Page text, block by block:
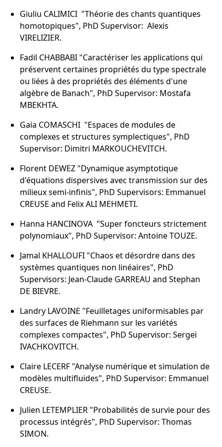
Giuliu CALIMICI "Théorie des chants quantiques
homotopiques", PhD Supervisor: Alexis
VIRELIZIER.
Fadil CHABBABI "Caractériser les applications qui
préservent certaines propriétés du type spectrale
ou liées à des propriétés des éléments d'une
algèbre de Banach", PhD Supervisor: Mostafa
MBEKHTA.
Gaia COMASCHI "Espaces de modules de
complexes et structures symplectiques", PhD
Supervisor: Dimitri MARKOUCHEVITCH.
Florent DEWEZ "Dynamique asymptotique
d'équations dispersives avec transmission sur des
milieux semi-infinis", PhD Supervisors: Emmanuel
CREUSE and Felix ALI MEHMETI.
Hanna HANCINOVA "Super foncteurs strictement
polynomiaux", PhD Supervisor: Antoine TOUZE.
Jamal KHALLOUFI "Chaos et désordre dans des
systèmes quantiques non linéaires", PhD
Supervisors: Jean-Claude GARREAU and Stephan
DE BIEVRE.
Landry LAVOINE "Feuilletages uniformisables par
des surfaces de Riehmann sur les variétés
complexes compactes", PhD Supervisor: Sergei
IVACHKOVITCH.
Claire LECERF "Analyse numérique et simulation de
modèles multifluides", PhD Supervisor: Emmanuel
CREUSE.
Julien LETEMPLIER "Probabilités de survie pour des
processus intégrés", PhD Supervisor: Thomas
SIMON.